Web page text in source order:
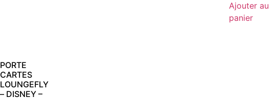
Ajouter au
panier
PORTE
CARTES
LOUNGEFLY
– DISNEY –